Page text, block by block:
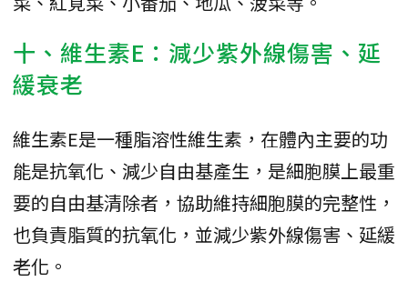
十、維生素E：減少紫外線傷害、延
緩衰老
維生素E是一種脂溶性維生素，在體內主要的功
能是抗氧化、減少自由基產生，是細胞膜上最重
要的自由基清除者，協助維持細胞膜的完整性，
也負責脂質的抗氧化，並減少紫外線傷害、延緩
老化。